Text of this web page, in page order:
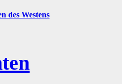
des Westens